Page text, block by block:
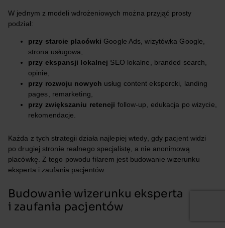
W jednym z modeli wdrożeniowych można przyjąć prosty
podział:
przy starcie placówki Google Ads, wizytówka Google,
strona usługowa,
przy ekspansji lokalnej SEO lokalne, branded search,
opinie,
przy rozwoju nowych usług content ekspercki, landing
pages, remarketing,
przy zwiększaniu retencji follow-up, edukacja po wizycie,
rekomendacje.
Każda z tych strategii działa najlepiej wtedy, gdy pacjent widzi
po drugiej stronie realnego specjalistę, a nie anonimową
placówkę. Z tego powodu filarem jest budowanie wizerunku
eksperta i zaufania pacjentów.
Budowanie wizerunku eksperta
i zaufania pacjentów